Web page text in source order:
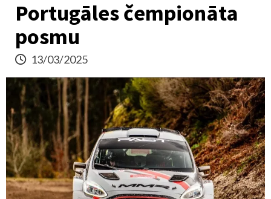
Portugāles čempionāta
posmu
13/03/2025